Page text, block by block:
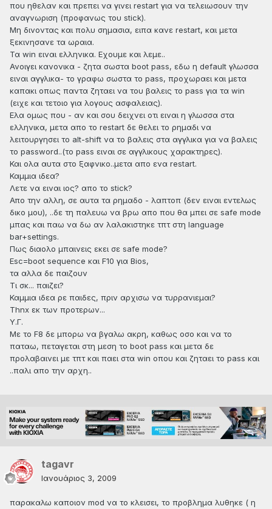
που ηθελαν και πρεπει να γινει restart για να τελειωσουν την
αναγνωριση (προφανως του stick).
Μη δινοντας και πολυ σημασια, ειπα κανε restart, και μετα
ξεκινησανε τα ωραια.
Τα win ειναι ελληνικα. Εχουμε και λεμε..
Ανοιγει κανονικα - ζητα σωστα boot pass, εδω η default γλωσσα
ειναι αγγλικα- το γραφω σωστα το pass, προχωραει και μετα
καπακι οπως παντα ζηταει να του βαλεις το pass για τα win
(ειχε και τετοιο για λογους ασφαλειας).
Ελα ομως που - αν και σου δειχνει οτι ειναι η γλωσσα στα
ελληνικα, μετα απο το restart δε θελει το ρημαδι να
λειτουργησει το alt-shift να το βαλεις στα αγγλικα για να βαλεις
το password..(το pass ειναι σε αγγλικους χαρακτηρες).
Και ολα αυτα στο ξαφνικο..μετα απο ενα restart.
Καμμια ιδεα?
Λετε να ειναι ιος? απο το stick?
Απο την αλλη, σε αυτα τα ρημαδο - λαπτοπ (δεν ειναι εντελως
δικο μου), ..δε τη παλευω να βρω απο που θα μπει σε safe mode
μπας και παω να δω αν λαλακιστηκε τπτ στη language
bar+settings.
Πως διαολο μπαινεις εκει σε safe mode?
Esc=boot sequence και F10 για Bios,
τα αλλα δε παιζουν
Τι σκ... παιζει?
Καμμια ιδεα ρε παιδες, πριν αρχισω να τυρρανιεμαι?
Thnx εκ των προτερων...
Υ.Γ.
Με το F8 δε μπορω να βγαλω ακρη, καθως οσο και να το
παταω, πεταγεται στη μεση το boot pass και μετα δε
προλαβαινει με τπτ και παει στα win οπου και ζηταει το pass και
..παλι απο την αρχη..
tagavr
Ιανουάριος 3, 2009
παρακαλω καποιον mod να το κλεισει, το προβλημα λυθηκε ( η